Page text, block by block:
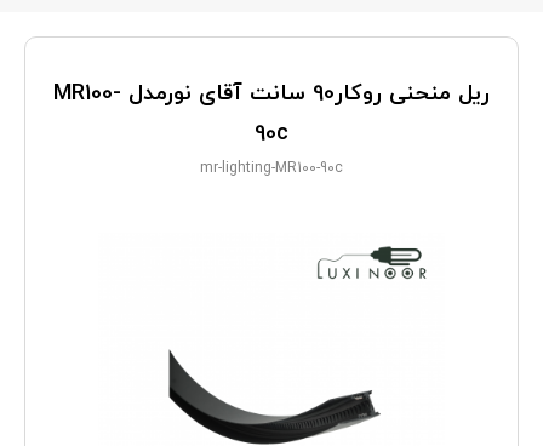
ریل منحنی روکار90 سانت آقای نورمدل MR100-
90c
mr-lighting-MR100-90c